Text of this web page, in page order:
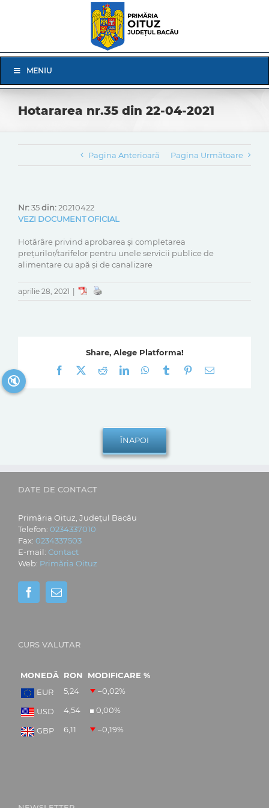
Navigation
MENIU
Hotararea nr.35 din 22-04-2021
Pagina Anterioară Pagina Următoare
Nr:35din:20210422
VEZI DOCUMENT OFICIAL
Hotărâre privind aprobarea și completarea
prețurilor/tarifelor pentru unele servicii publice de
alimentare cu apă și de canalizare
aprilie 28, 2021
Share, Alege Platforma!
Facebook
RedditLinkedInWhatsApp
Tumblr Pinterest
E-
DATE DE CONTACT
Primăria Oituz, Județul Bacău
Telefon: 0234337010
Fax: 0234337503
E-mail: Contact
Web: Primăria Oituz
CURS VALUTAR
MONEDĂ RON
MODIFICARE %
EUR
5,24 –0,02%
USD 4,54 0,00%
GBP 6,11 –0,19%
🔇